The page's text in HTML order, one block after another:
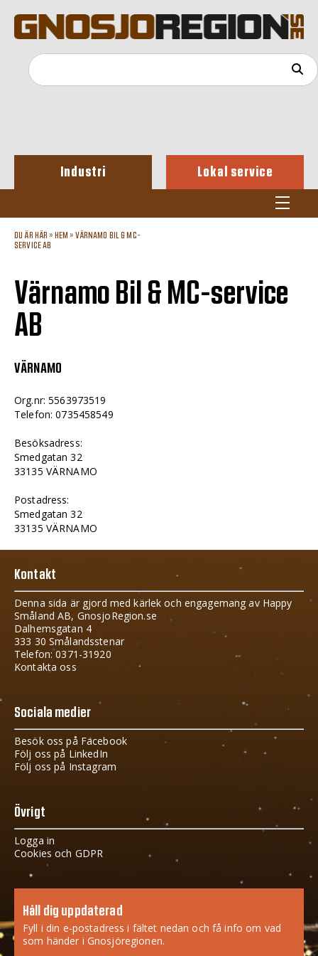
Industri Lokal service
DU ÄR HÄR » HEM » VÄRNAMO BIL & MC-
SERVICE AB
Värnamo Bil & MC-service
AB
VÄRNAMO
Org.nr: 5563973519
Telefon: 0735458549
Besöksadress:
Smedgatan 32
33135 VÄRNAMO
Postadress:
Smedgatan 32
33135 VÄRNAMO
Kontakt
Denna sida är gjord med kärlek och engagemang av Happy
Småland AB, GnosjoRegion.se
Dalhemsgatan 4
333 30 Smålandsstenar
Telefon: 0371-31920
Kontakta oss
Sociala medier
Besök oss på Facebook
Följ oss på LinkedIn
Följ oss på Instagram
Övrigt
Logga in
Cookies och GDPR
Håll dig uppdaterad
Fyll i din e-postadress i fältet nedan och få info om vad
som händer i Gnosjöregionen.